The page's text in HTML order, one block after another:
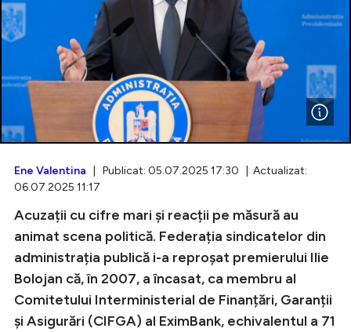
Intră în cont
Creează cont
Ene Valentina | Publicat: 05.07.2025 17:30 | Actualizat:
06.07.2025 11:17
Acuzații cu cifre mari și reacții pe măsură au
animat scena politică. Federația sindicatelor din
administrația publică i-a reproșat premierului Ilie
Bolojan că, în 2007, a încasat, ca membru al
Comitetului Interministerial de Finanțări, Garanții
și Asigurări (CIFGA) al EximBank, echivalentul a 71